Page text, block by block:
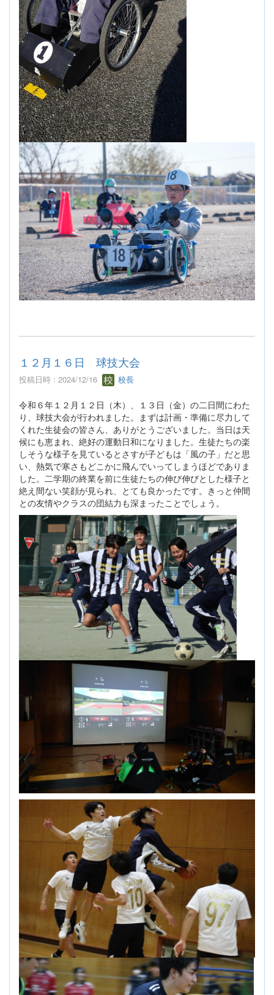
１２月１６日 球技大会
投稿日時 : 2024/12/16 校長
令和６年１２月１２日（木）、１３日（金）の二日間にわた
り、球技大会が行われました。まずは計画・準備に尽力して
くれた生徒会の皆さん、ありがとうございました。当日は天
候にも恵まれ、絶好の運動日和になりました。生徒たちの楽
しそうな様子を見ているとさすが子どもは「風の子」だと思
い、熱気で寒さもどこかに飛んでいってしまうほどでありま
した。二学期の終業を前に生徒たちの伸び伸びとした様子と
絶え間ない笑顔が見られ、とても良かったです。きっと仲間
との友情やクラスの団結力も深まったことでしょう。